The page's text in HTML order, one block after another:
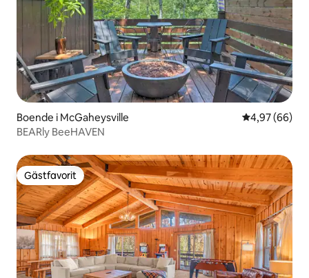
Boende i McGaheysville 4,97 av 5 i
4,97 (66)
BEARly BeeHAVEN
Gästfavorit
Gästfavorit